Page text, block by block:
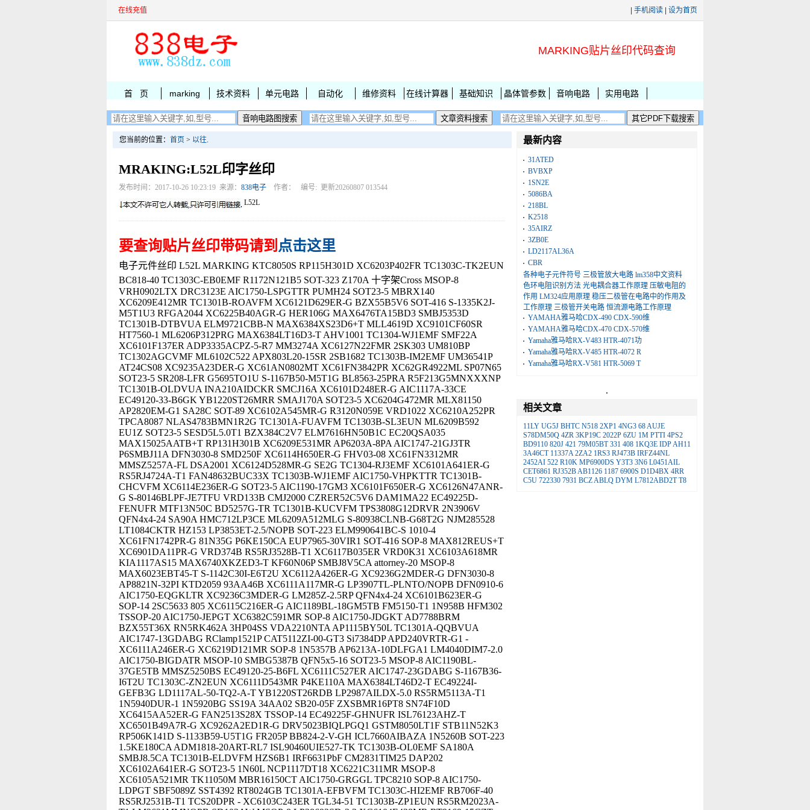
在线充值 手机阅读 设为首页
MARKING贴片丝印代码查询
首 页 marking 技术资料 单元电路 自动化 维修资料 在线计算器 基础知识 晶体管参数 音响电路 实用电路
您当前的位置： 首页 > 以往.
MRAKING:L52L印字丝印
发布时间：2017-10-26 10:23:19 来源： 838电子 作者： 编号: 更新20260807 013544
L52L
要查询贴片丝印带码请到 点击这里
电子元件丝印 L52L MARKING KTC8050S RP115H301D XC6203P402FR TC1303C-TK2EUN
BC818-40 TC1303C-EB0EMF R1172N121B5 SOT-323 Z170A 十字架Cross MSOP-8
VRH0902LTX DRC3123E AIC1750-LSPGTTR PUMH24 SOT23-5 MBRX140
XC6209E412MR TC1301B-ROAVFM XC6121D629ER-G BZX55B5V6 SOT-416 S-1335K2J-
M5T1U3 RFGA2044 XC6225B40AGR-G HER106G MAX6476TA15BD3 SMBJ5353D
TC1301B-DTBVUA ELM9721CBB-N MAX6384XS23D6+T MLL4619D XC9101CF60SR
HT7560-1 ML6206P312PRG MAX6384LT16D3-T AHV1001 TC1304-WJ1EMF SMF22A
XC6101F137ER ADP3335ACPZ-5-R7 MM3274A XC6127N22FMR 2SK303 UM810BP
TC1302AGCVMF ML6102C522 APX803L20-15SR 2SB1682 TC1303B-IM2EMF UM36541P
AT24CS08 XC9235A23DER-G XC61AN0802MT XC61FN3842PR XC62GR4922ML SP07N65
SOT23-5 SR208-LFR G5695TO1U S-1167B50-M5T1G BL8563-25PRA R5F213G5MNXXXNP
TC1301B-OLDVUA INA210AIDCKR SMCJ16A XC6101D248ER-G AIC1117A-33CE
EC49120-33-B6GK YB1220ST26MRR SMAJ170A SOT23-5 XC6204G472MR MLX81150
AP2820EM-G1 SA28C SOT-89 XC6102A545MR-G R3120N059E VRD1022 XC6210A252PR
TPCA8087 NLAS4783BMN1R2G TC1301A-FUAVFM TC1303B-SL3EUN ML6209B592
EU1Z SOT23-5 SESD5L5.0T1 BZX384C2V7 ELM7616HN50B1C EC20QSA035
MAX15025AATB+T RP131H301B XC6209E531MR AP6203A-8PA AIC1747-21GJ3TR
P6SMBJ11A DFN3030-8 SMD250F XC6114H650ER-G FHV03-08 XC61FN3312MR
MMSZ5257A-FL DSA2001 XC6124D528MR-G SE2G TC1304-RJ3EMF XC6101A641ER-G
RS5RJ4724A-T1 FAN48632BUC33X TC1303B-WJ1EMF AIC1750-VHPKTTR TC1301B-
CHCVFM XC6114E236ER-G SOT23-5 AIC1190-17GM3 XC6101F650ER-G XC6126N47ANR-
G S-80146BLPF-JE7TFU VRD133B CMJ2000 CZRER52C5V6 DAM1MA22 EC49225D-
FENUFR MTF13N50C BD5257G-TR TC1301B-KUCVFM TPS3808G12DRVR 2N3906V
QFN4x4-24 SA90A HMC712LP3CE ML6209A512MLG S-80938CLNB-G68T2G NJM285528
LT1084CKTR HZ153 LP3853ET-2.5/NOPB SOT-223 ELM990641BC-S 1010-4
XC61FN1742PR-G 81N35G P6KE150CA EUP7965-30VIR1 SOT-416 SOP-8 MAX812REUS+T
XC6901DA11PR-G VRD374B RS5RJ3528B-T1 XC6117B035ER VRD0K31 XC6103A618MR
KIA1117AS15 MAX6740XKZED3-T KF60N06P SMBJ8V5CA attorney-20 MSOP-8
MAX6023EBT45-T S-1142C30I-E6T2U XC6112A426ER-G XC9236G2MDER-G DFN3030-8
AP8821N-32PI KTD2059 93AA46B XC6111A117MR-G LP3907TL-PLNTO/NOPB DFN0910-6
AIC1750-EQGKLTR XC9236C3MDER-G LM285Z-2.5RP QFN4x4-24 XC6101B623ER-G
SOP-14 2SC5633 805 XC6115C216ER-G AIC1189BL-18GM5TB FM5150-T1 1N958B HFM302
TSSOP-20 AIC1750-JEPGT XC6382C591MR SOP-8 AIC1750-JDGKT AD7788BRM
BZX55T36X RN5RK462A 3HP04SS VDA2210NTA AP1115BY50L TC1301A-QQBVUA
AIC1747-13GDABG RClamp1521P CAT5112ZI-00-GT3 Si7384DP APD240VRTR-G1 -
XC6111A246ER-G XC6219D121MR SOP-8 1N5357B AP6213A-10DLFGA1 LM4040DIM7-2.0
AIC1750-BIGDATR MSOP-10 SMBG5387B QFN5x5-16 SOT23-5 MSOP-8 AIC1190BL-
37GE5TB MMSZ5250BS EC49120-25-B6FL XC6111C527ER AIC1747-23GDABG S-1167B36-
I6T2U TC1303C-ZN2EUN XC6111D543MR P4KE110A MAX6384LT46D2-T EC49224I-
GEFB3G LD1117AL-50-TQ2-A-T YB1220ST26RDB LP2987AILDX-5.0 RS5RM5113A-T1
1N5940DUR-1 1N5920BG SS19A 34AA02 SB20-05F ZXSBMR16PT8 SN74F10D
XC6415AA52ER-G FAN2513S28X TSSOP-14 EC49225F-GHNUFR ISL76123AHZ-T
XC6501B49A7R-G XC9262A2ED1R-G DRV5023BIQLPGQ1 GSTM8050LT1F STB11N52K3
RP506K141D S-1133B59-U5T1G FR205P BB824-2-V-GH ICL7660AIBAZA 1N5260B SOT-223
1.5KE180CA ADM1818-20ART-RL7 ISL90460UIE527-TK TC1303B-OL0EMF SA180A
SMBJ8.5CA TC1301B-ELDVFM HZS6B1 IRF6631PbF CM2831TIM25 DAP202
XC6102A641ER-G SOT23-5 1N60L NCP1117DT18 XC6221C311MR MSOP-8
XC6105A521MR TK11050M MBR16150CT AIC1750-GRGGL TPC8210 SOP-8 AIC1750-
LDPGT SBF5089Z SST4392 RT8024GB TC1301A-EFBVFM TC1303C-HI2EMF RB706F-40
RS5RJ2531B-T1 TCS20DPR - XC6103C243ER TGL34-51 TC1303B-ZP1EUN RS5RM2023A-
最新内容
31ATED
BVBXP
1SN2E
5086BA
218BL
K2518
35AIRZ
3ZB0E
LD2117AL36A
CBR
各种电子元件符号 三极管放大电路 lm358中文资料
色环电阻识别方法 光电耦合器工作原理 压敏电阻的
作用 LM324应用原理 稳压二极管在电路中的作用及
工作原理 三极管开关电路 恒流源电路工作原理
YAMAHA雅马哈CDX-490 CDX-590维
YAMAHA雅马哈CDX-470 CDX-570维
Yamaha雅马哈RX-V483 HTR-4071功
Yamaha雅马哈RX-V485 HTR-4072 R
Yamaha雅马哈RX-V581 HTR-5069 T
.
相关文章
11LY UG5J BHTC N518 2XP1 4NG3 68AUJE
S78DM50Q 4ZR 3KP19C 2022P 6ZU 1M PTTI 4PS2
BD9110 820J 421 79M05BT 331 408 1KQ3E IDPAH11
3A46CT 11337A 2ZA2 1RS3 RJ473B IRFZ44NL
2452AI 522 R10K MP6900DS Y3T3 3N6 L0451AIL
CET6861 RJ352BAB1126 1187 6900S D1D4BX 4RR
C5U 722330 7931 BCZABLQ DYM L7812ABD2T T8